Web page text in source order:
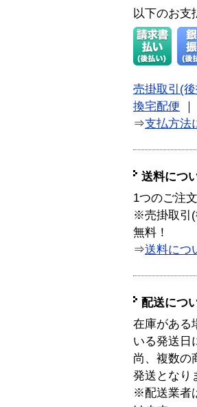
以下のお支
売掛取引(
換宅配便
⇒支払方法
送料につ
1つのご注
※売掛取引(
無料！
⇒送料につ
配送につ
在庫がある
いる発送日
尚、複数の
発送となり
※配送業者